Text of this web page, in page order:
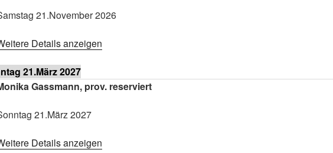
21.November 2026
Details anzeigen
21.März 2027
Gassmann, prov. reserviert
21.März 2027
Details anzeigen